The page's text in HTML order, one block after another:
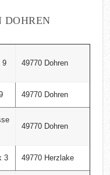
DOHREN
9 49770 Dohren
49770 Dohren
49770 Dohren
3 49770 Herzlake